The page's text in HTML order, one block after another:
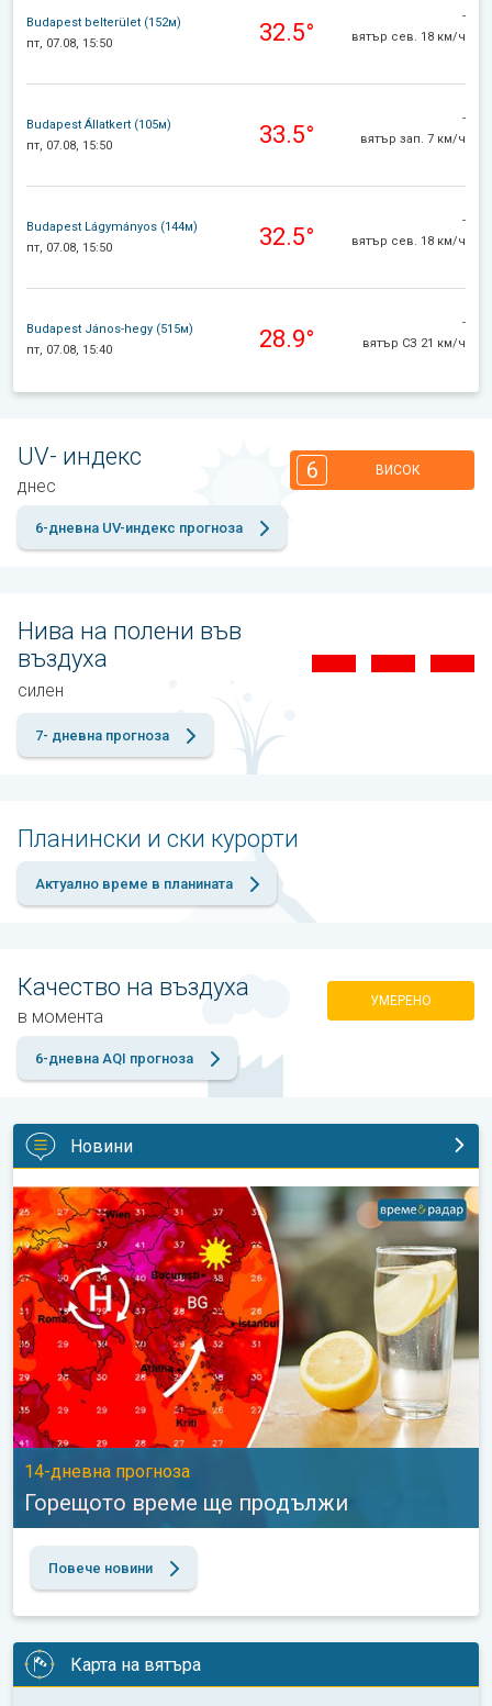
Budapest belterület (152м)
пт, 07.08, 15:50
32.5°
-
вятър сев. 18 км/ч
Budapest Állatkert (105м)
пт, 07.08, 15:50
33.5°
-
вятър зап. 7 км/ч
Budapest Lágymányos (144м)
пт, 07.08, 15:50
32.5°
-
вятър сев. 18 км/ч
Budapest János-hegy (515м)
пт, 07.08, 15:40
28.9°
-
вятър СЗ 21 км/ч
UV- индекс
днес
6 ВИСОК
6-дневна UV-индекс прогноза
Нива на полени във
въздуха
силен
7- дневна прогноза
Планински и ски курорти
Актуално време в планината
Качество на въздуха
в момента
УМЕРЕНО
6-дневна AQI прогноза
Новини
Горещото време ще продължи. 14-дневна прогноза. . .
14-дневна прогноза
Горещото време ще продължи
Повече новини
Карта на вятъра